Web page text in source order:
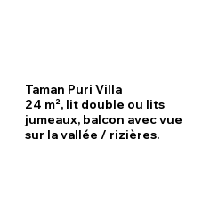
Taman Puri Villa
24 m², lit double ou lits
jumeaux, balcon avec vue
sur la vallée / rizières.